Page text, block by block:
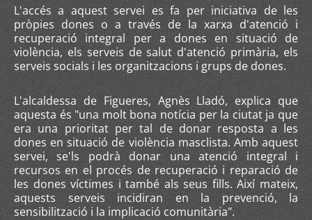
L'accés a aquest servei es fa per iniciativa de les
pròpies dones o a través de la xarxa d'atenció i
recuperació integral per a dones en situació de
violència, els serveis de salut d'atenció primària, els
serveis socials i les organitzacions i grups de dones.
L'alcaldessa de Figueres, Agnès Lladó, explica que
aquesta és "una molt bona notícia per la ciutat ja que
era una prioritat per tal de donar resposta a les
dones en situació de violència masclista. Amb aquest
servei, se'ls podrà donar una atenció integral i
recursos en el procés de recuperació i reparació de
les dones víctimes i també als seus fills. Així mateix,
aquests serveis incidiran en la prevenció, la
sensibilització i la implicació comunitària".